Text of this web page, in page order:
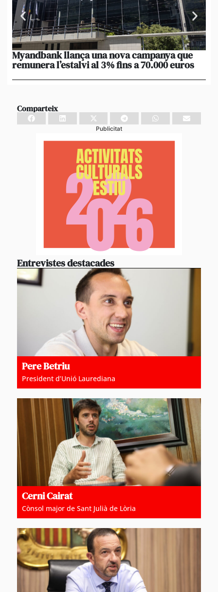
Myandbank llança una nova campanya que
remunera l’estalvi al 3% fins a 70.000 euros
Comparteix
Publicitat
Entrevistes destacades
Pere Betriu
President d’Unió Laurediana
Cerni Cairat
Cònsol major de Sant Julià de Lòria